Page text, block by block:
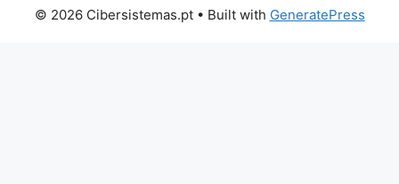
© 2026 Cibersistemas.pt• Built with GeneratePress